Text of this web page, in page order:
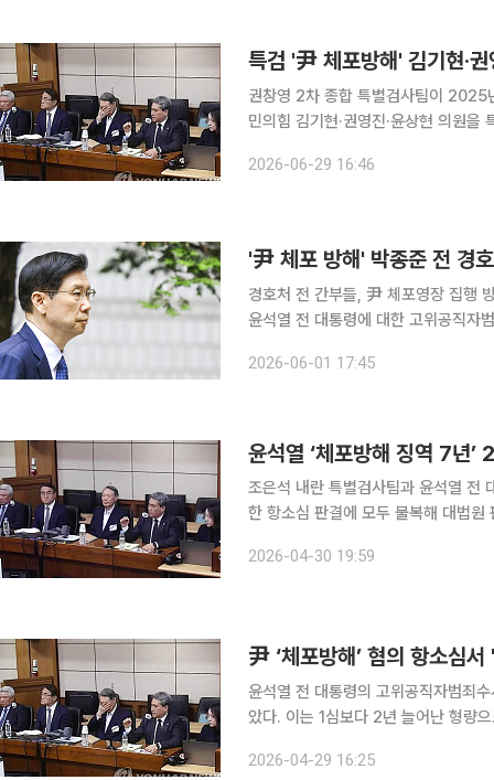
특검 '尹 체포방해' 김기현·권
권창영 2차 종합 특별검사팀이 2025
민의힘 김기현·권영진·윤상현 의원
확인된 국민의힘 의원 중에서 SNS나
2026-06-29 16:46
'尹 체포 방해' 박종준 전 경
경호처 전 간부들, 尹 체포영장 집행 방해
윤석열 전 대통령에 대한 고위공직자
특수공무집행방해 혐의 등으로 기소
2026-06-01 17:45
윤석열 ‘체포방해 징역 7년
조은석 내란 특별검사팀과 윤석열 전
한 항소심 판결에 모두 불복해 대법원 판단을 받게 됐다. 30일 연
했다. 윤 전 대통령 측도 같은 날 법원
2026-04-30 19:59
尹 ‘체포방해’ 혐의 항소심
윤석열 전 대통령의 고위공직자범죄
았다. 이는 1심보다 2년 늘어난 형량
장판사)는 윤 전 대통령의 특수공무
2026-04-29 16:25